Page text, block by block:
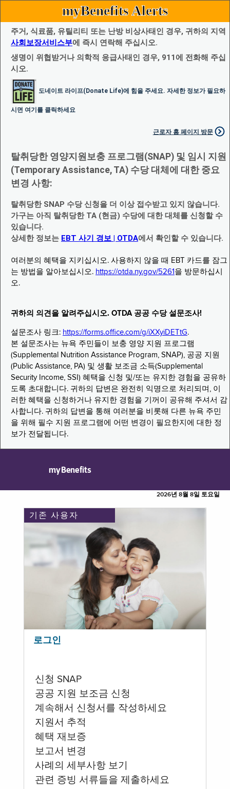
myBenefits Alerts
주거, 식료품, 유틸리티 또는 난방 비상사태인 경우, 귀하의 지역
사회보장서비스부에 즉시 연락해 주십시오.
생명이 위협받거나 의학적 응급사태인 경우, 911에 전화해 주십
시오.
도네이트 라이프(Donate Life)에 힘을 주세요. 자세한 정보가 필요하
시면 여기를 클릭하세요
근로자 홈 페이지 방문
탈취당한 영양지원보충 프로그램(SNAP) 및 임시 지원
(Temporary Assistance, TA) 수당 대체에 대한 중요
변경 사항:
탈취당한 SNAP 수당 신청을 더 이상 접수받고 있지 않습니다.
가구는 아직 탈취당한 TA (현금) 수당에 대한 대체를 신청할 수
있습니다.
상세한 정보는 EBT 사기 경보 | OTDA에서 확인할 수 있습니다.
여러분의 혜택을 지키십시오. 사용하지 않을 때 EBT 카드를 잠그
는 방법을 알아보십시오. https://otda.ny.gov/5261 을 방문하십시
오.
귀하의 의견을 알려주십시오. OTDA 공공 수당 설문조사!
설문조사 링크: https://forms.office.com/g/iXXyiDETtG.
본 설문조사는 뉴욕 주민들이 보충 영양 지원 프로그램
(Supplemental Nutrition Assistance Program, SNAP), 공공 지원
(Public Assistance, PA) 및 생활 보조금 소득(Supplemental
Security Income, SSI) 혜택을 신청 및/또는 유지한 경험을 공유하
도록 초대합니다. 귀하의 답변은 완전히 익명으로 처리되며, 이
러한 혜택을 신청하거나 유지한 경험을 기꺼이 공유해 주셔서 감
사합니다. 귀하의 답변을 통해 여러분을 비롯해 다른 뉴욕 주민
을 위해 필수 지원 프로그램에 어떤 변경이 필요한지에 대한 정
보가 전달됩니다.
myBenefits
2026년 8월 8일 토요일
기존 사용자
로그인
신청 SNAP
공공 지원 보조금 신청
계속해서 신청서를 작성하세요
지원서 추적
혜택 재보증
보고서 변경
사례의 세부사항 보기
관련 증빙 서류들을 제출하세요